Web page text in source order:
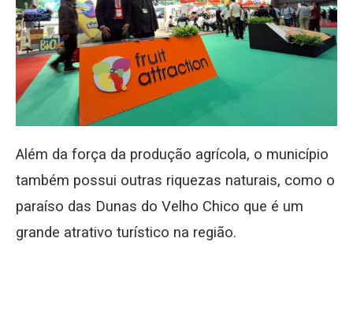
Além da força da produção agrícola, o município
também possui outras riquezas naturais, como o
paraíso das Dunas do Velho Chico que é um
grande atrativo turístico na região.